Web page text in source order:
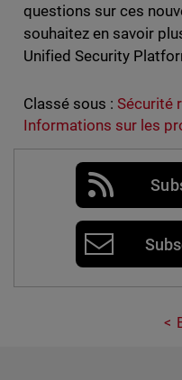
questions sur ces
souhaitez en savoir
Unified Security
Classé sous : Sécurité
Informations sur les